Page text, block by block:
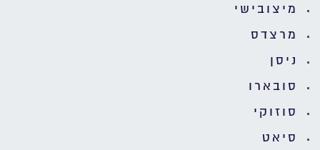
מיצובישי
מרצדס
ניסן
סובארו
סוזוקי
סיאט